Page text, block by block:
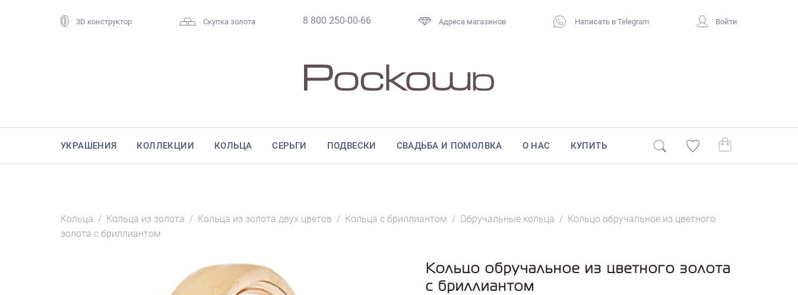
3D конструктор Скупка золота 8 800 250-00-66 Адреса магазинов Написать в Telegram Войти
УКРАШЕНИЯ КОЛЛЕКЦИИ КОЛЬЦА СЕРЬГИ ПОДВЕСКИ СВАДЬБА И ПОМОЛВКА О НАС КУПИТЬ
Кольца / Кольца из золота / Кольца из золота двух цветов / Кольца с бриллиантом / Обручальные кольца / Кольцо обручальное из цветного
золота с бриллиантом
Кольцо обручальное из цветного золота
с бриллиантом